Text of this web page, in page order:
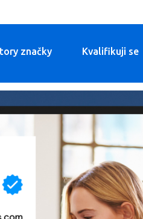
značky Kvalifikuji se